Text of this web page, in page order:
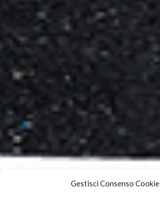
Gestisci Consenso Cookie